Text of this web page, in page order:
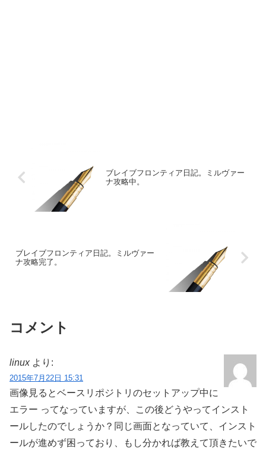
ブレイブフロンティア日記。ミルヴァー
ナ攻略中。
ブレイブフロンティア日記。ミルヴァー
ナ攻略完了。
コメント
linux より:
2015年7月22日 15:31
画像見るとベースリポジトリのセットアップ中に
エラー ってなっていますが、この後どうやってインスト
ールしたのでしょうか？同じ画面となっていて、インスト
ールが進めず困っており、もし分かれば教えて頂きたいで